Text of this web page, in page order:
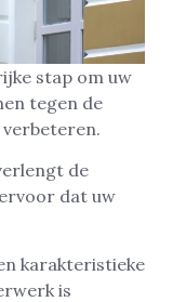
stap om uw
tegen de
de
dat uw
karakteristieke
is